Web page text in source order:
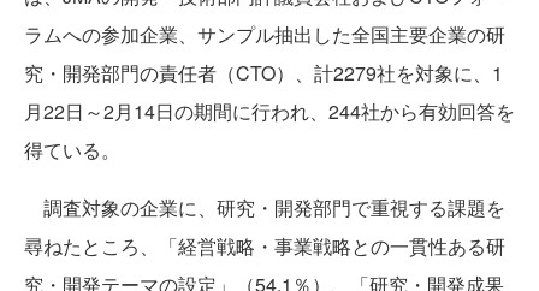
ラムへの参加企業、サンプル抽出した全国主要企業の研
究・開発部門の責任者（CTO）、計2279社を対象に、1
月22日～2月14日の期間に行われ、244社から有効回答を
得ている。
調査対象の企業に、研究・開発部門で重視する課題を
尋ねたところ、「経営戦略・事業戦略との一貫性ある研
究・開発テーマの設定」（54.1％）、「研究・開発成果